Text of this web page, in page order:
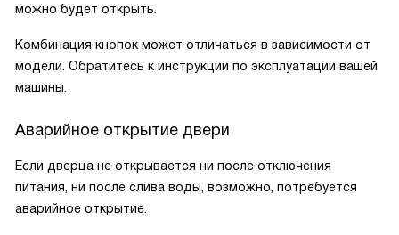
можно будет открыть.
Комбинация кнопок может отличаться в зависимости от
модели. Обратитесь к инструкции по эксплуатации вашей
машины.
Аварийное открытие двери
Если дверца не открывается ни после отключения
питания, ни после слива воды, возможно, потребуется
аварийное открытие.